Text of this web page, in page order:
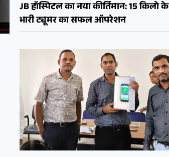
JB हॉस्पिटल का नया कीर्तिमान: 15 किलो के
भारी ट्यूमर का सफल ऑपरेशन